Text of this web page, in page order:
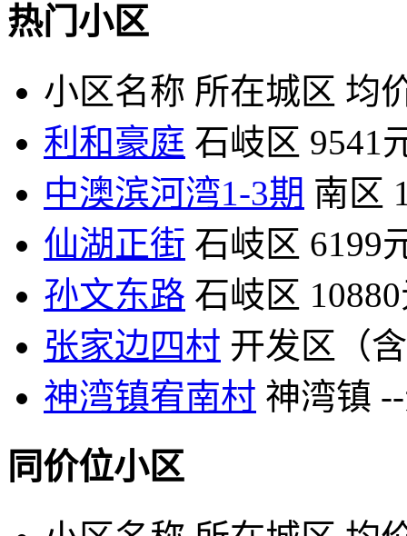
热门小区
小区名称 所在城区 均
利和豪庭 石岐区 9541
中澳滨河湾1-3期 南区
仙湖正街 石岐区 6199
孙文东路 石岐区
张家边四村 开发区（
神湾镇宥南村 神湾镇
同价位小区